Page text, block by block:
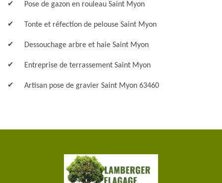
Pose de gazon en rouleau Saint Myon
Tonte et réfection de pelouse Saint Myon
Dessouchage arbre et haie Saint Myon
Entreprise de terrassement Saint Myon
Artisan pose de gravier Saint Myon 63460